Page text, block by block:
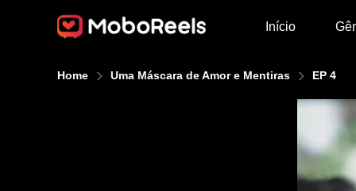
Início
Home Uma Máscara de Amor e Mentiras EP 4